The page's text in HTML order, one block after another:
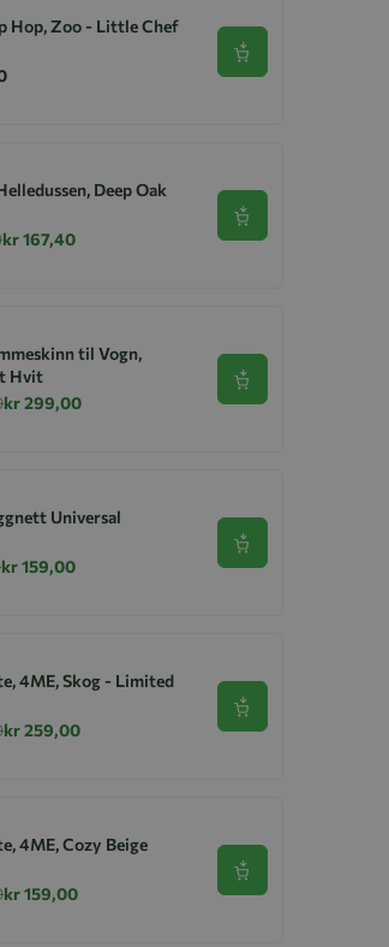
Hop, Zoo - Little Chef
Se produkt
Deep Oak
kr 167,40
Se produkt
til Vogn,
Hvit
kr 299,00
Se produkt
Universal
kr 159,00
Se produkt
4ME, Skog - Limited
kr 259,00
Se produkt
4ME, Cozy Beige
kr 159,00
Se produkt